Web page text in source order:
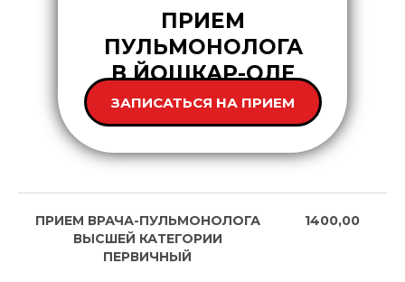
ЗАПИСАТЬСЯ НА ПРИЕМ
ПРИЕМ
ПУЛЬМОНОЛОГА
В ЙОШКАР-ОЛЕ
ПРИЕМ ВРАЧА-ПУЛЬМОНОЛОГА
ВЫСШЕЙ КАТЕГОРИИ
ПЕРВИЧНЫЙ
1400,00